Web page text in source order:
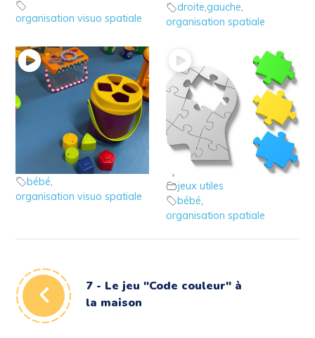
organisation visuo spatiale
droite,gauche,
organisation spatiale
2 – Les jeux visuo
spatiaux du bébé
jeux utiles
bébé,
organisation visuo spatiale
1 – Qu’est ce que
l’organisation visuo
spatiale?
jeux utiles
bébé,
organisation spatiale
7 - Le jeu "Code couleur" à
la maison